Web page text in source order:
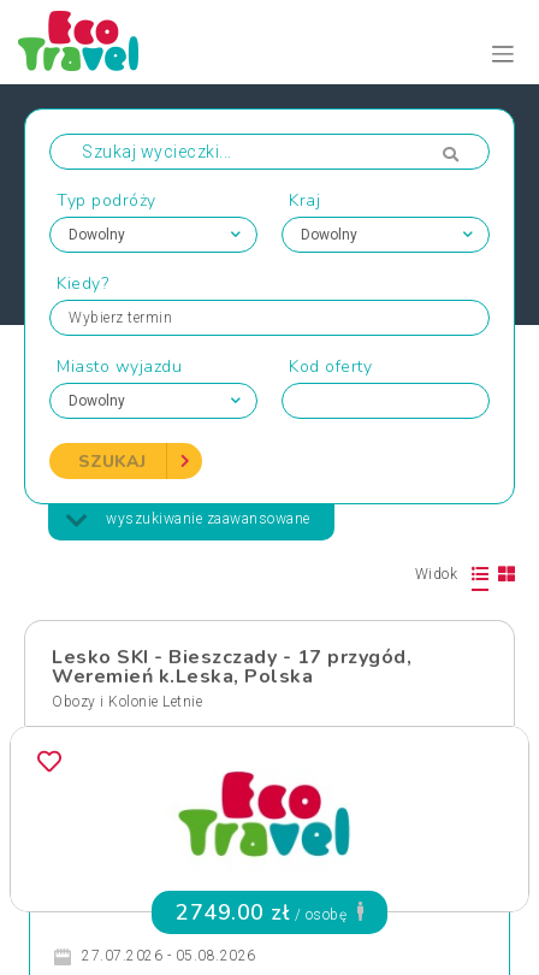
Typ podróży Kraj
Kiedy?
Wybierz termin
Miasto wyjazdu Kod oferty
SZUKAJ
wyszukiwanie zaawansowane
Widok
Lesko SKI - Bieszczady - 17 przygód,
Weremień k.Leska, Polska
Obozy i Kolonie Letnie
2749.00 zł / osobę
27.07.2026 - 05.08.2026